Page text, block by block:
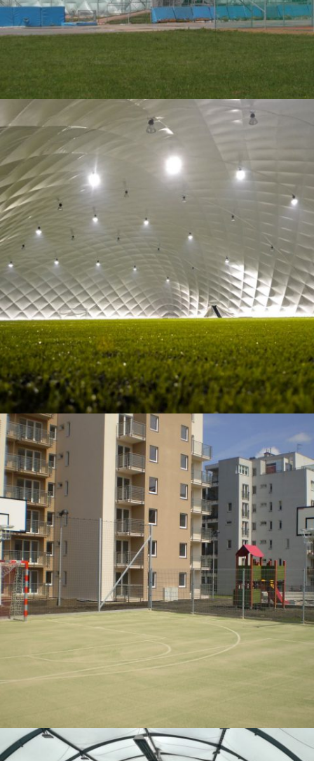
01-2014 FUSSBALLHALLE FÜR SZALOWA SPORT
01 - TRAGLUFTHALLEN
07-2011 / MEHRZWECKSPORTPLATZ FÜR TBS KATOWICE
04 - SPORT-OBERFLÄCHEN